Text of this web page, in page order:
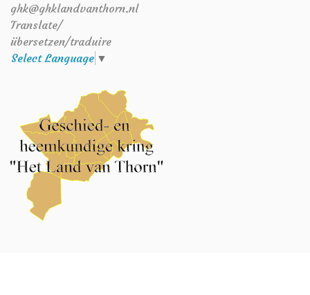
ghk@ghklandvanthorn.nl
Translate/
übersetzen/traduire
Select Language ▼